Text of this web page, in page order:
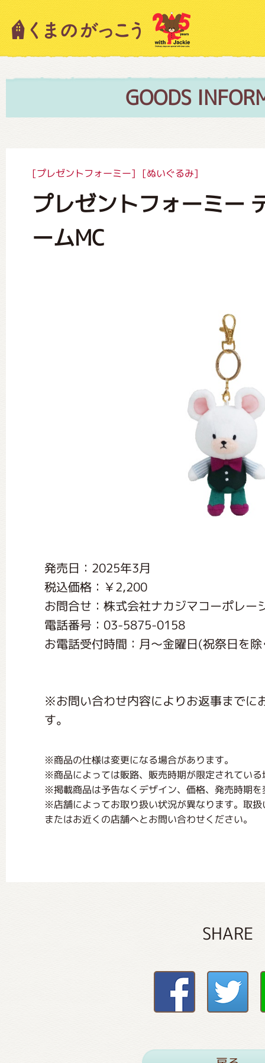
GOODS
[プレゼントフォーミー] [ぬいぐるみ]
プレゼントフォーミー
ームMC
発売日：2025年3月
税込価格：￥2,200
お問合せ：株式会社ナカジマコーポレー
電話番号：03-5875-0158
お電話受付時間：月〜金曜日(祝祭日を
※お問い合わせ内容によりお返事までに
す。
※商品の仕様は変更になる場合があります。
※商品によっては販路、販売時期が限定されてい
※掲載商品は予告なくデザイン、価格、発売時期
※店舗によってお取り扱い状況が異なります。取
またはお近くの店舗へとお問い合わせください。
SHARE
キャラクター紹介
絵本・作家紹介
ミュージカル・コンサート
おたのしみコンテンツ(クイズ・
くまのがっこう 家庭科部